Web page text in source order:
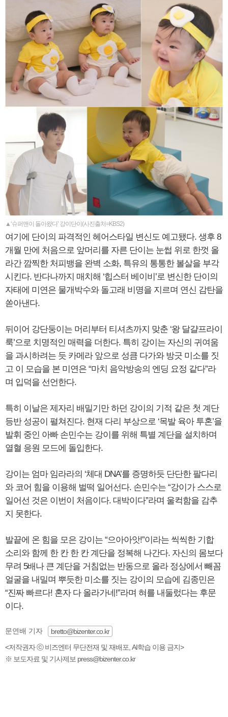
▲‘슈퍼맨이 돌아왔다’ 강이단이(사진출처=KBS2)
여기에 단이의 파격적인 헤어스타일 변신도 예고됐다. 생후 8
개월 만에 처음으로 앞머리를 자른 단이는 눈썹 위로 한껏 올
라간 깜찍한 처피뱅을 완벽 소화, 특유의 통통한 볼살을 부각
시킨다. 반다나까지 매치해 ‘힙스터 베이비’로 변신한 단이의
자태에 미연은 물개박수와 돌고래 비명을 지르며 연신 감탄을
쏟아낸다.
뒤이어 강단둥이는 머리부터 티셔츠까지 맞춘 ‘왕 달걀프라이
룩’으로 치명적인 매력을 더한다. 특히 강이는 자신의 귀여움
을 과시하려는 듯 카메라 앞으로 성큼 다가와 방긋 미소를 짓
고 이 모습을 본 미연은 “마치 음악방송의 엔딩 요정 같다”라
며 입덕을 선언한다.
특히 이날은 제자리 배밀기만 하던 강이의 기적 같은 첫 계단
등반 성공이 펼쳐진다. 현재 다리 부상으로 ‘목발 육아 투혼’을
발휘 중인 아빠 손민수는 강이를 위해 특별 계단을 설치하며
열혈 응원 모드에 돌입한다.
강이는 엄마 임라라의 ‘체대 DNA’를 증명하듯 단단한 팔다리
와 코어 힘을 이용해 벌떡 일어선다. 손민수는 “강이가 스스로
일어선 것은 이번이 처음이다. 대박이다”라며 울컥함을 감추
지 못한다.
발끝에 온 힘을 모은 강이는 “으아아앗!”이라는 씩씩한 기합
소리와 함께 한 칸 한 칸 계단을 정복해 나간다. 자신의 몸보다
무려 5배나 큰 계단을 거침없는 반동으로 올라 정상에서 빼꼼
얼굴을 내밀며 뿌듯한 미소를 짓는 강이의 모습에 김종민은
“진짜 빠르다! 혼자 다 올라가네!”라며 혀를 내둘렀다는 후문
이다.
문연배 기자
bretto@bizenter.co.kr
<저작권자 ⓒ 비즈엔터 무단전재 및 재배포, AI학습 이용 금지>
※ 보도자료 및 기사제보 press@bizenter.co.kr